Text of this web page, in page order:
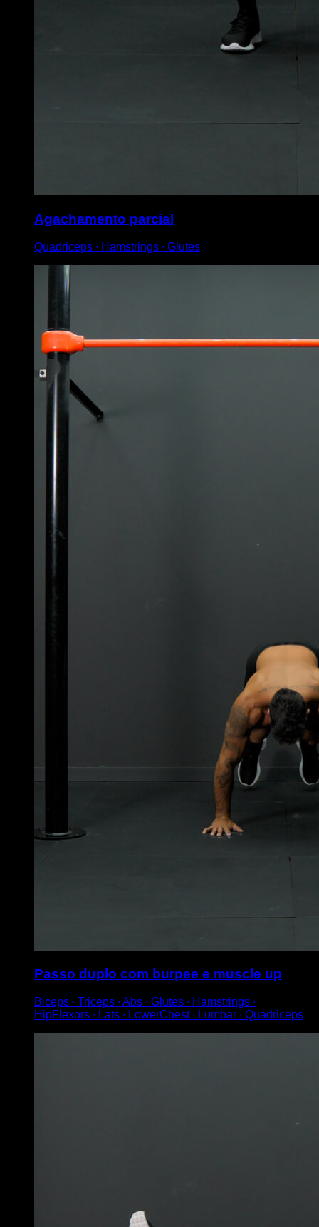
Agachamento parcial
Quadriceps ∙ Hamstrings ∙ Glutes
Passo duplo com burpee e muscle up
Biceps ∙ Triceps ∙ Abs ∙ Glutes ∙ Hamstrings ∙
HipFlexors ∙ Lats ∙ LowerChest ∙ Lumbar ∙ Quadriceps